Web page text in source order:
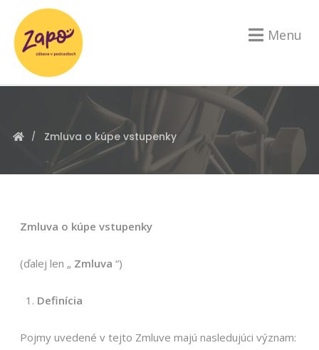
Menu
Zmluva o kúpe vstupenky
Zmluva o kúpe vstupenky
(ďalej len „ Zmluva “)
Definícia
Pojmy uvedené v tejto Zmluve majú nasledujúci význam: